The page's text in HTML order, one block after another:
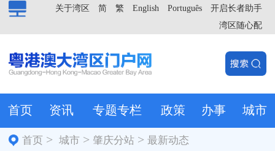
开启长者助手
Português
English
繁
简
关于湾区
湾区随心配
首页 资讯 专题专栏 政策 办事 城市
首页 >城市 > 肇庆分站 >最新动态